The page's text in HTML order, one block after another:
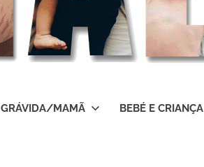
GRÁVIDA/MAMÃ BEBÉ E CRIANÇA